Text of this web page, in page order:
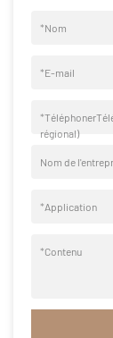
*Nom
*E-mail
*
régional)
Nom de
*Application
*Contenu